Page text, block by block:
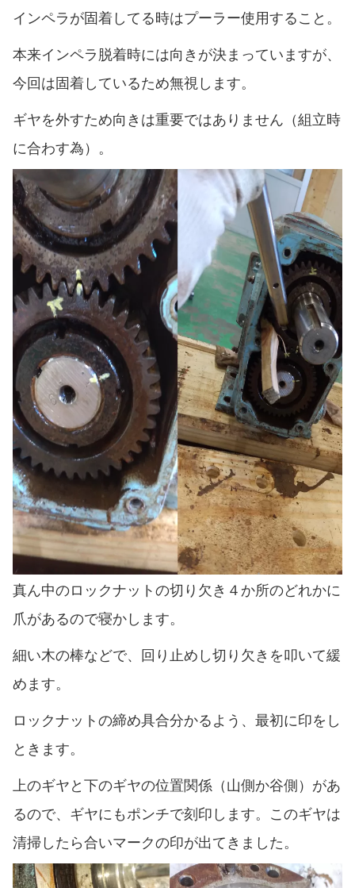
インペラが固着してる時はプーラー使用すること。
本来インペラ脱着時には向きが決まっていますが、
今回は固着しているため無視します。
ギヤを外すため向きは重要ではありません（組立時
に合わす為）。
真ん中のロックナットの切り欠き４か所のどれかに
爪があるので寝かします。
細い木の棒などで、回り止めし切り欠きを叩いて緩
めます。
ロックナットの締め具合分かるよう、最初に印をし
ときます。
上のギヤと下のギヤの位置関係（山側か谷側）があ
るので、ギヤにもポンチで刻印します。このギヤは
清掃したら合いマークの印が出てきました。